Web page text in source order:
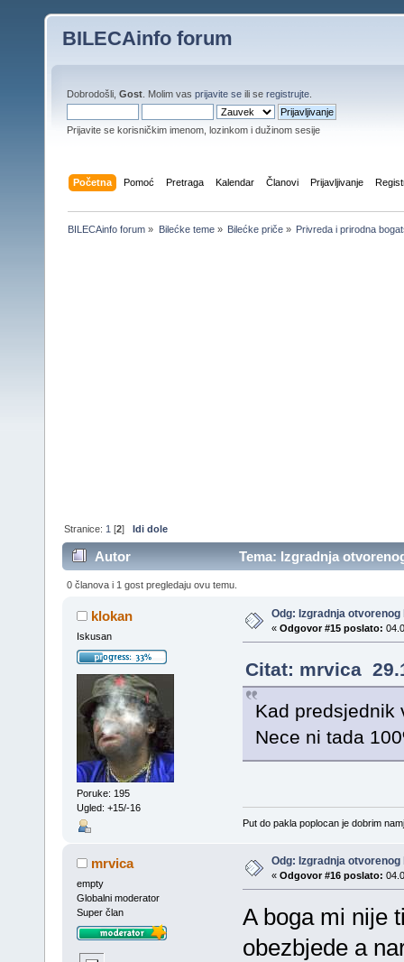
BILECAinfo forum
Dobrodošli, Gost . Molim vas prijavite se ili se registrujte
Prijavite se korisničkim imenom, lozinkom i dužinom sesije
Početna Pomoć Pretraga Kalendar Članovi Prijavljivanje
BILECAinfo forum » Bilećke teme» Bilećke priče» Privreda i prirodna
Stranice: 1 [2]Idi dole
Autor Tema: Izgradnja
0 članova i 1 gost pregledaju ovu temu.
klokan
Iskusan
Poruke: 195
Ugled: +15/-16
Odg: Izgradnja otvorenog
« Odgovor #15 poslato:
Citat: mrvica
Kad predsjednik
Nece ni tada
Put do pakla poplocan je dobrim
mrvica
empty
Globalni moderator
Super član
Odg: Izgradnja otvorenog
« Odgovor #16 poslato:
A boga mi nije
obezbjede a